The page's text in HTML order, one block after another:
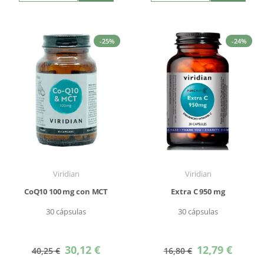
-25%
Viridian
CoQ10 100 mg con MCT
30 cápsulas
40,25 € Precio
especial
30,12 €
-24%
Viridian
Extra C 950 mg
30 cápsulas
16,80 € Precio
especial
12,79 €